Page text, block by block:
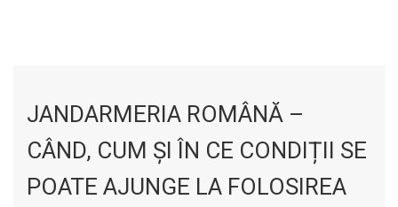
JANDARMERIA ROMÂNĂ –
CÂND, CUM ȘI ÎN CE CONDIȚII SE
POATE AJUNGE LA FOLOSIREA